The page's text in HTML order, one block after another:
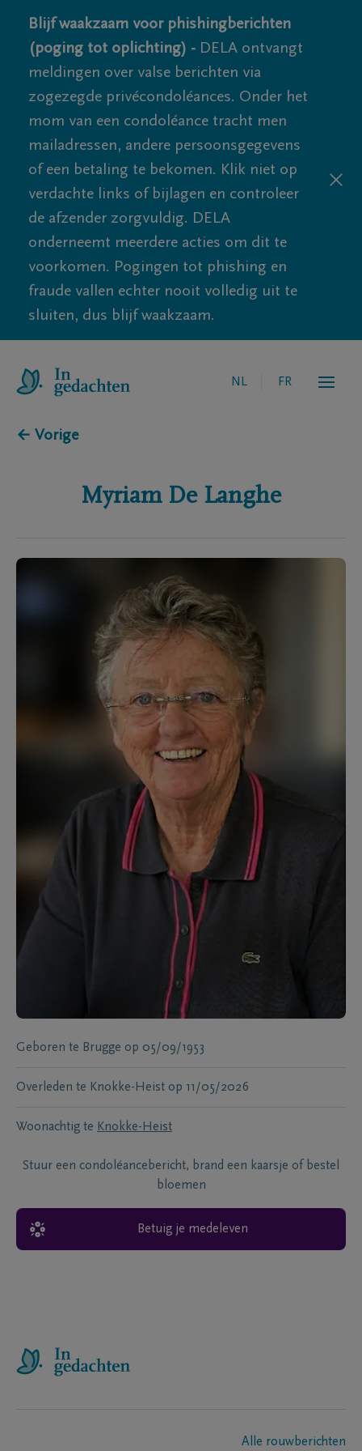
Blijf waakzaam voor phishingberichten
(poging tot oplichting) - DELA ontvangt
meldingen over valse berichten via
zogezegde privécondoléances. Onder het
mom van een condoléance tracht men
mailadressen, andere persoonsgegevens
of een betaling te bekomen. Klik niet op
verdachte links of bijlagen en controleer
de afzender zorgvuldig. DELA
onderneemt meerdere acties om dit te
voorkomen. Pogingen tot phishing en
fraude vallen echter nooit volledig uit te
sluiten, dus blijf waakzaam.
NL FR
← Vorige
Myriam De Langhe
Geboren te Brugge op 05/09/1953
Overleden te Knokke-Heist op 11/05/2026
Woonachtig te Knokke-Heist
Stuur een condoléancebericht, brand een kaarsje of bestel
bloemen
Betuig je medeleven
Alle rouwberichten